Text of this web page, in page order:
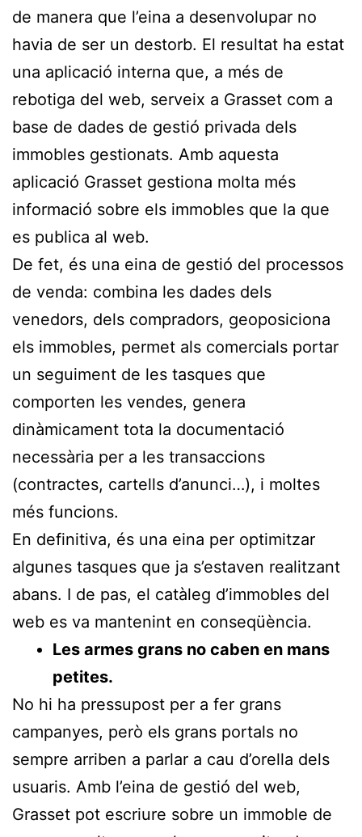
de manera que l’eina a desenvolupar no
havia de ser un destorb. El resultat ha estat
una aplicació interna que, a més de
rebotiga del web, serveix a Grasset com a
base de dades de gestió privada dels
immobles gestionats. Amb aquesta
aplicació Grasset gestiona molta més
informació sobre els immobles que la que
es publica al web.
De fet, és una eina de gestió del processos
de venda: combina les dades dels
venedors, dels compradors, geoposiciona
els immobles, permet als comercials portar
un seguiment de les tasques que
comporten les vendes, genera
dinàmicament tota la documentació
necessària per a les transaccions
(contractes, cartells d’anunci…), i moltes
més funcions.
En definitiva, és una eina per optimitzar
algunes tasques que ja s’estaven realitzant
abans. I de pas, el catàleg d’immobles del
web es va mantenint en conseqüència.
Les armes grans no caben en mans
petites.
No hi ha pressupost per a fer grans
campanyes, però els grans portals no
sempre arriben a parlar a cau d’orella dels
usuaris. Amb l’eina de gestió del web,
Grasset pot escriure sobre un immoble de